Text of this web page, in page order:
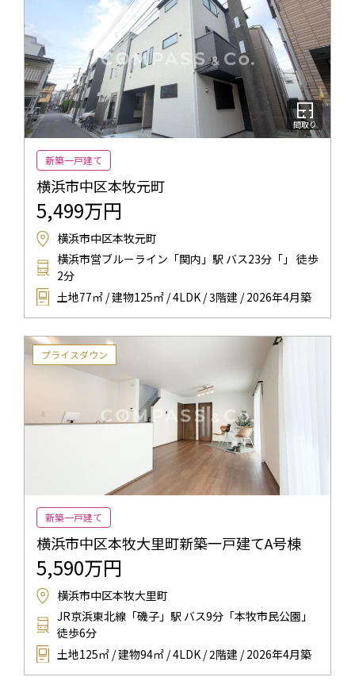
間取り
新築一戸建て
横浜市中区本牧元町
5,499万円
横浜市中区本牧元町
横浜市営ブルーライン「関内」駅 バス23分「」 徒歩
2分
土地77㎡ / 建物125㎡ / 4LDK / 3階建 / 2026年4月築
プライスダウン
新築一戸建て
横浜市中区本牧大里町新築一戸建てA号棟
5,590万円
横浜市中区本牧大里町
JR京浜東北線「磯子」駅 バス9分「本牧市民公園」
徒歩6分
土地125㎡ / 建物94㎡ / 4LDK / 2階建 / 2026年4月築